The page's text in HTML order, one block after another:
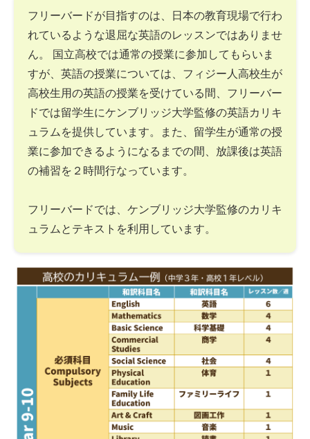
フリーバードが目指すのは、日本の教育現場で行わ
れているような退屈な英語のレッスンではありませ
ん。 国立高校では通常の授業に参加してもらいま
すが、英語の授業については、フィジー人高校生が
高校生用の英語の授業を受けている間、フリーバー
ドでは留学生にケンブリッジ大学監修の英語カリキ
ュラムを提供しています。また、留学生が通常の授
業に参加できるようになるまでの間、放課後は英語
の補習を２時間行なっています。
フリーバードでは、ケンブリッジ大学監修のカリキ
ュラムとテキストを利用しています。